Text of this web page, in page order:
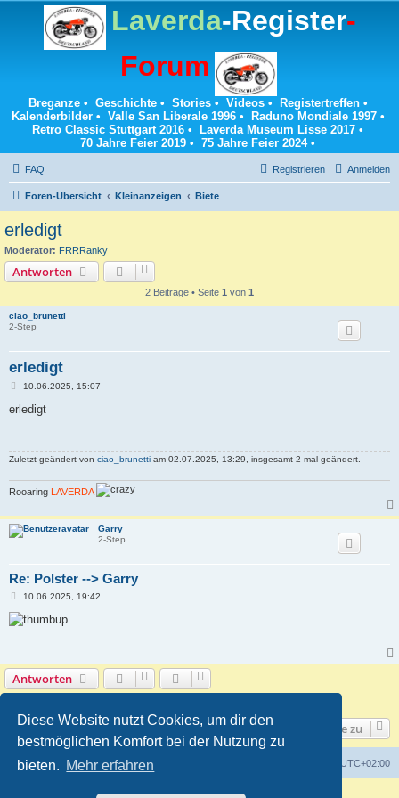
Diese Website nutzt Cookies, um dir den
bestmöglichen Komfort bei der Nutzung zu
bieten. Mehr erfahren
Laverda-Register-
Forum
Breganze• Geschichte• Stories• Videos• Registertreffen•
Kalenderbilder• Valle San Liberale 1996• Raduno Mondiale 1997•
Retro Classic Stuttgart 2016 • Laverda Museum Lisse 2017 •
70 Jahre Feier 2019 • 75 Jahre Feier 2024•
FAQ Anmelden
Registrieren
Foren-Übersicht Kleinanzeigen Biete
erledigt
Moderator: FRRRanky
Antworten
2 Beiträge • Seite 1 von 1
ciao_brunetti
2-Step
erledigt
B
i
g
10.06.2025, 15:07
erledigt
Zuletzt geändert von ciao_brunetti am 02.07.2025, 13:29, insgesamt 2-mal geändert.
Rooaring LAVERDA
Garry
2-Step
Re: Polster --> Garry
B
i
t
10.06.2025, 19:42
Antworten
Gehe zu
Foren-Übersicht UTC+02:00
Powered byphpBB® Forum Software © phpBB Limited